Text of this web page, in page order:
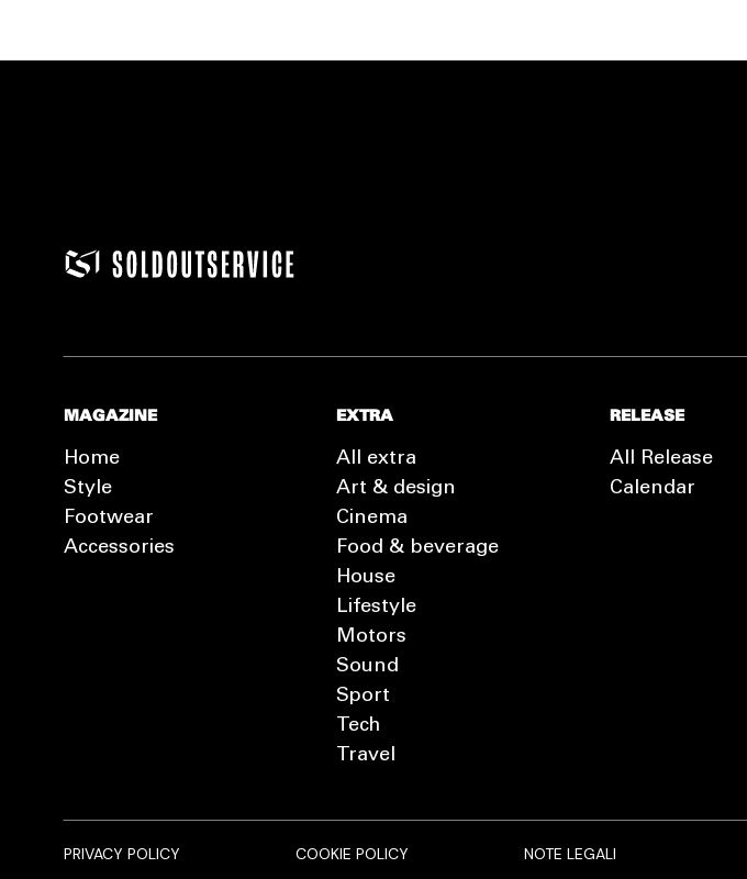
MAGAZINE
Home
Style
Footwear
Accessories
EXTRA
All extra
Art & design
Cinema
Food & beverage
House
Lifestyle
Motors
Sound
Sport
Tech
Travel
RELEASE
All Release
Calendar
PRIVACY POLICY COOKIE POLICY NOTE LEGALI